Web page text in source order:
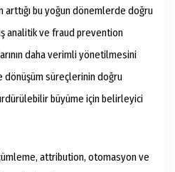
arttığı bu yoğun dönemlerde doğru
analitik ve fraud prevention
daha verimli yönetilmesini
dönüşüm süreçlerinin doğru
büyüme için belirleyici
attribution, otomasyon ve